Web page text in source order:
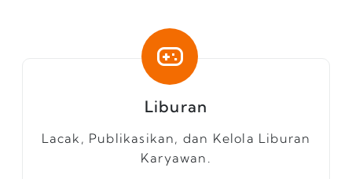
Liburan
Lacak, Publikasikan, dan Kelola Liburan
Karyawan.